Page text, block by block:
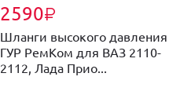
2590₽
Шланги высокого давления
ГУР РемКом для ВАЗ 2110-
2112, Лада Прио...